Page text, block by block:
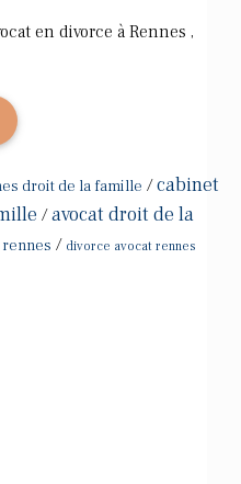
en divorce à Rennes ,
droit de la famille /cabinet
/avocat droit de la
rennes / divorce avocat rennes